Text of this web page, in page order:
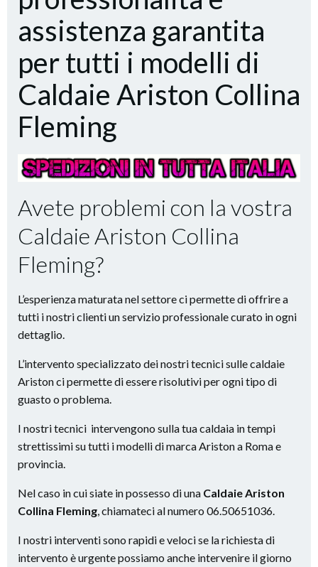
assistenza garantita
per tutti i modelli di
Caldaie Ariston Collina
Fleming
Avete problemi con la vostra
Caldaie Ariston Collina
Fleming?
L’esperienza maturata nel settore ci permette di offrire a
tutti i nostri clienti un servizio professionale curato in ogni
dettaglio.
L’intervento specializzato dei nostri tecnici sulle caldaie
Ariston ci permette di essere risolutivi per ogni tipo di
guasto o problema.
I nostri tecnici intervengono sulla tua caldaia in tempi
strettissimi su tutti i modelli di marca Ariston a Roma e
provincia.
Nel caso in cui siate in possesso di una Caldaie Ariston
Collina Fleming , chiamateci al numero 06.50651036.
I nostri interventi sono rapidi e veloci se la richiesta di
intervento è urgente possiamo anche intervenire il giorno